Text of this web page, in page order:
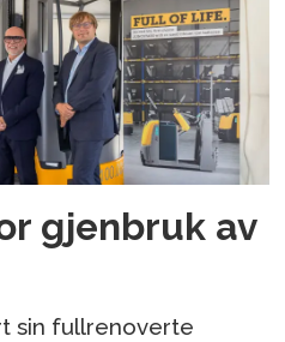
gjenbruk av
sin fullrenoverte